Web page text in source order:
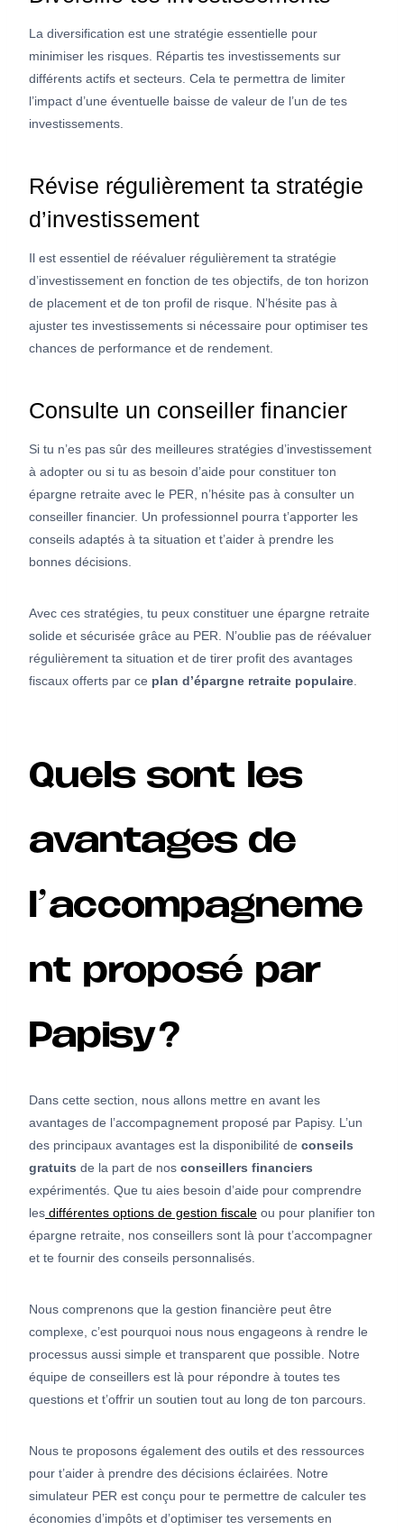
La diversification est une stratégie essentielle pour
minimiser les risques. Répartis tes investissements sur
différents actifs et secteurs. Cela te permettra de limiter
l’impact d’une éventuelle baisse de valeur de l’un de tes
investissements.
Révise régulièrement ta stratégie
d’investissement
Il est essentiel de réévaluer régulièrement ta stratégie
d’investissement en fonction de tes objectifs, de ton horizon
de placement et de ton profil de risque. N’hésite pas à
ajuster tes investissements si nécessaire pour optimiser tes
chances de performance et de rendement.
Consulte un conseiller financier
Si tu n’es pas sûr des meilleures stratégies d’investissement
à adopter ou si tu as besoin d’aide pour constituer ton
épargne retraite avec le PER, n’hésite pas à consulter un
conseiller financier. Un professionnel pourra t’apporter les
conseils adaptés à ta situation et t’aider à prendre les
bonnes décisions.
Avec ces stratégies, tu peux constituer une épargne retraite
solide et sécurisée grâce au PER. N’oublie pas de réévaluer
régulièrement ta situation et de tirer profit des avantages
fiscaux offerts par ce plan d’épargne retraite populaire
Quels sont les
avantages de
l’accompagneme
nt proposé par
Papisy?
Dans cette section, nous allons mettre en avant les
avantages de l’accompagnement proposé par Papisy. L’un
des principaux avantages est la disponibilité de conseils
gratuits de la part de nos conseillers financiers
expérimentés. Que tu aies besoin d’aide pour comprendre
les différentes options de gestion fiscale ou pour planifier ton
épargne retraite, nos conseillers sont là pour t’accompagner
et te fournir des conseils personnalisés.
Nous comprenons que la gestion financière peut être
complexe, c’est pourquoi nous nous engageons à rendre le
processus aussi simple et transparent que possible. Notre
équipe de conseillers est là pour répondre à toutes tes
questions et t’offrir un soutien tout au long de ton parcours.
Nous te proposons également des outils et des ressources
pour t’aider à prendre des décisions éclairées. Notre
simulateur PER est conçu pour te permettre de calculer tes
économies d’impôts et d’optimiser tes versements en